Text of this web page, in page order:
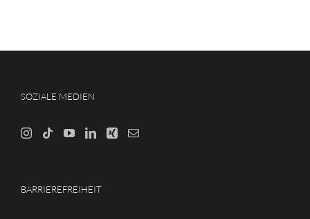
SOZIALE MEDIEN
BARRIEREFREIHEIT